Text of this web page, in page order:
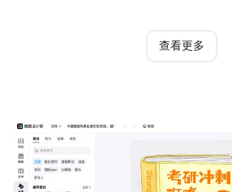
查看更多